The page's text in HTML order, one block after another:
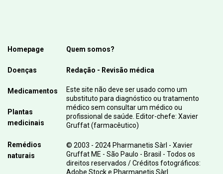
Homepage
Doenças
Medicamentos
Plantas
medicinais
Remédios
naturais
Quem somos?
Redação - Revisão médica
Este site não deve ser usado como um
substituto para diagnóstico ou tratamento
médico sem consultar um médico ou
profissional de saúde. Editor-chefe: Xavier
Gruffat (farmacêutico)
© 2003 - 2024 Pharmanetis Sàrl - Xavier
Gruffat ME - São Paulo - Brasil - Todos os
direitos reservados / Créditos fotográficos:
Adobe Stock e Pharmanetis Sàrl